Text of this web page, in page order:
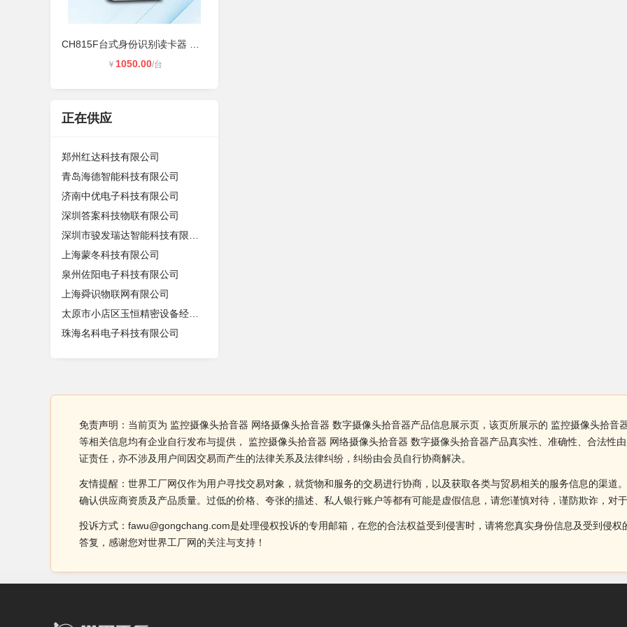
￥ 1050.00/台
正在供应
郑州红达科技有限公司
青岛海德智能科技有限公司
济南中优电子科技有限公司
深圳答案科技物联有限公司
上海蒙冬科技有限公司
泉州佐阳电子科技有限公司
上海舜识物联网有限公司
珠海名科电子科技有限公司
免责声明：当前页为 监控摄像头拾音器 网络摄像头拾音器 数字摄像头拾音器产品信息展示页，该页所展示的 监控摄像头拾音
等相关信息均有企业自行发布与提供， 监控摄像头拾音器 网络摄像头拾音器 数字摄像头拾音器产品真实性、准确性、合法性
证责任，亦不涉及用户间因交易而产生的法律关系及法律纠纷，纠纷由会员自行协商解决。
友情提醒：世界工厂网仅作为用户寻找交易对象，就货物和服务的交易进行协商，以及获取各类与贸易相关的服务信息的渠道
确认供应商资质及产品质量。过低的价格、夸张的描述、私人银行账户等都有可能是虚假信息，请您谨慎对待，谨防欺诈，对
投诉方式：fawu@gongchang.com是处理侵权投诉的专用邮箱，在您的合法权益受到侵害时，请将您真实身份信息及受到侵
答复，感谢您对世界工厂网的关注与支持！